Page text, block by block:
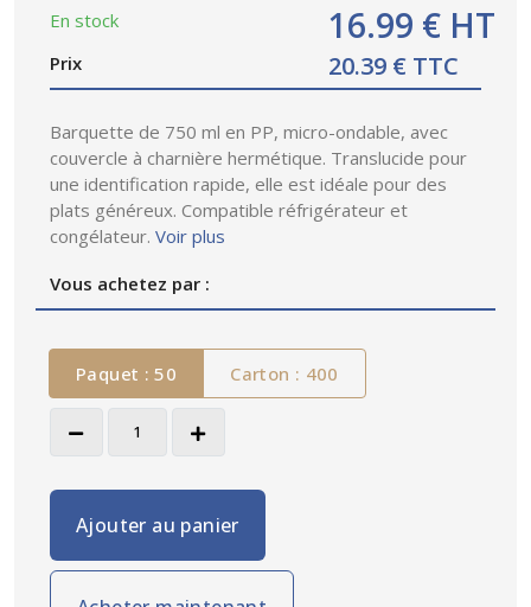
En stock
Prix
16.99 € HT
20.39 € TTC
Barquette de 750 ml en PP, micro-ondable, avec
couvercle à charnière hermétique. Translucide pour
une identification rapide, elle est idéale pour des
plats généreux. Compatible réfrigérateur et
congélateur. Voir plus
Vous achetez par :
Paquet : 50 Carton : 400
Ajouter au panier